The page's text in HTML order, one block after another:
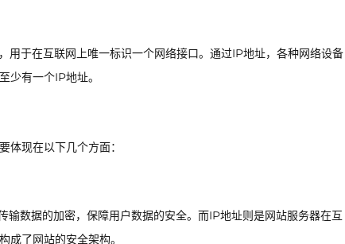
于在互联网上唯一标识一个网络接口。通过IP地址，各种网络设备
少有一个IP地址。
体现在以下几个方面：
数据的加密，保障用户数据的安全。而IP地址则是网站服务器在互
了网站的安全架构。